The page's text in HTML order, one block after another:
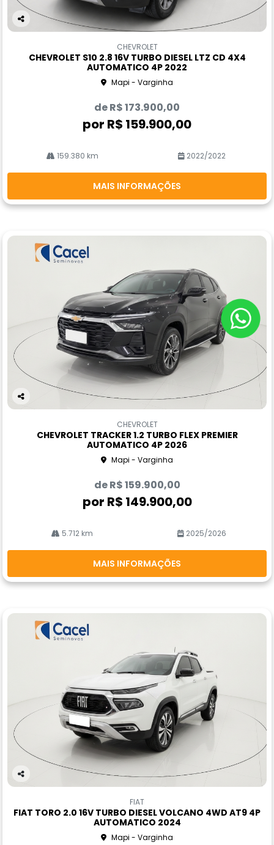
Co
CHEVROLET
CHEVROLET S10 2.8 16V TURBO DIESEL LTZ CD 4X4
AUTOMATICO 4P 2022
Mapi - Varginha
de R$ 173.900,00
por R$ 159.900,00
159.380 km 2022/2022
MAIS INFORMAÇÕES
Co
CHEVROLET
CHEVROLET TRACKER 1.2 TURBO FLEX PREMIER
AUTOMATICO 4P 2026
Mapi - Varginha
de R$ 159.900,00
por R$ 149.900,00
5.712 km 2025/2026
MAIS INFORMAÇÕES
Co
rtil
FIAT
FIAT TORO 2.0 16V TURBO DIESEL VOLCANO 4WD AT9 4P
AUTOMATICO 2024
Mapi - Varginha